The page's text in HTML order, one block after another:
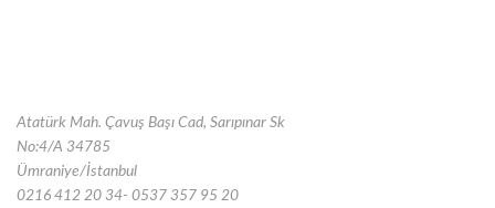
Atatürk Mah. Çavuş Başı Cad, Sarıpınar Sk
No:4/A 34785
Ümraniye/İstanbul
0216 412 20 34- 0537 357 95 20